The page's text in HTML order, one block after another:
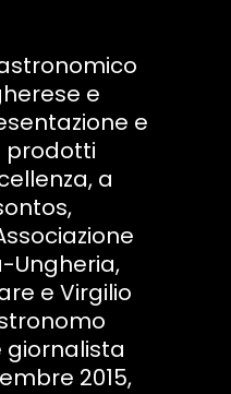
e
e
prodotti
a
Ungheria,
e Virgilio
giornalista
2015,